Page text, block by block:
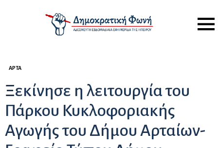
Menu
ΆΡΤΑ
Ξεκίνησε η λειτουργία του
Πάρκου Κυκλοφοριακής
Αγωγής του Δήμου Αρταίων-